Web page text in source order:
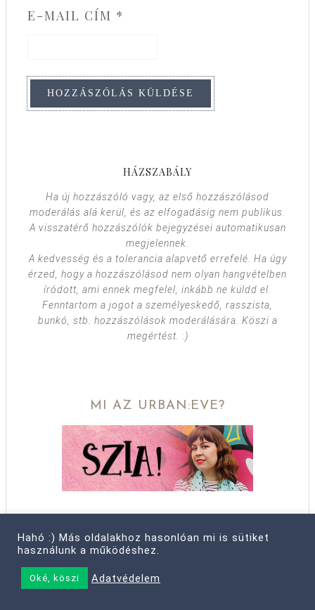
E-MAIL CÍM *
HÁZSZABÁLY
Ha új hozzászóló vagy, az első hozzászólásod
moderálás alá kerül, és az elfogadásig nem publikus.
A visszatérő hozzászólók bejegyzései automatikusan
megjelennek.
A kedvesség és a tolerancia alapvető errefelé. Ha úgy
érzed, hogy a hozzászólásod nem olyan hangvételben
íródott, ami ennek megfelel, inkább ne küldd el.
Fenntartom a jogot a személyeskedő, rasszista,
bunkó, stb. hozzászólások moderálására. Köszi a
megértést. :)
MI AZ URBAN:EVE?
Tarts velem és alakíts ki te is egy
olyan életet, amiben egyszerre lehetsz
határozott, laza és szabad. Mert érsz
Hahó :) Más oldalakhoz hasonlóan mi is sütiket
használunk a működéshez.
Oké, köszi Adatvédelem